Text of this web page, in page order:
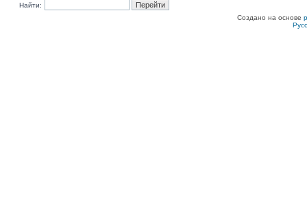
Найти:
Создано на основе